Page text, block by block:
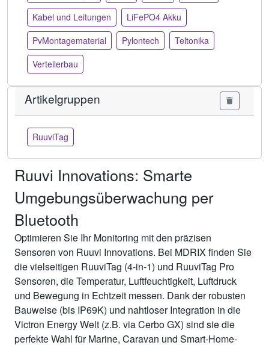
Kabel und Leitungen
LiFePO4 Akku
PvMontagematerial
Pylontech
Teltonika
Verteilerbau
Artikelgruppen
RuuviTag
Ruuvi Innovations: Smarte
Umgebungsüberwachung per
Bluetooth
Optimieren Sie Ihr Monitoring mit den präzisen
Sensoren von Ruuvi Innovations. Bei MDRIX finden Sie
die vielseitigen RuuviTag (4-in-1) und RuuviTag Pro
Sensoren, die Temperatur, Luftfeuchtigkeit, Luftdruck
und Bewegung in Echtzeit messen. Dank der robusten
Bauweise (bis IP69K) und nahtloser Integration in die
Victron Energy Welt (z.B. via Cerbo GX) sind sie die
perfekte Wahl für Marine, Caravan und Smart-Home-